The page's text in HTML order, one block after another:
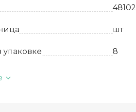
шт
упаковке 8
новый адрес